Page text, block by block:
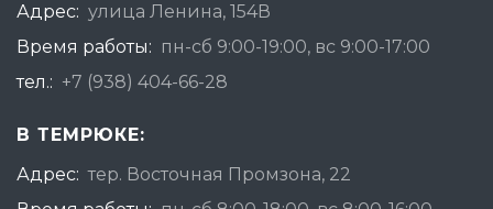
Адрес: улица Ленина, 154В
Время работы: пн-сб 9:00-19:00, вс 9:00-17:00
тел.: +7 (938) 404-66-28
В ТЕМРЮКЕ:
Адрес: тер. Восточная Промзона, 22